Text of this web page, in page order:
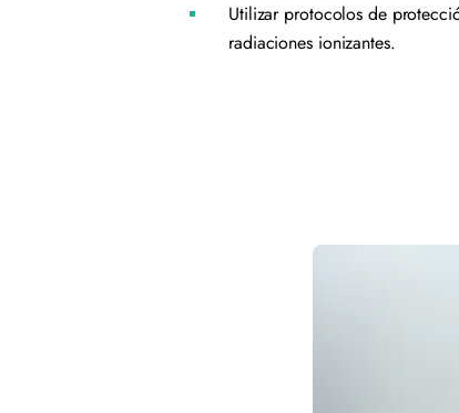
Utilizar protocolos de
radiaciones ionizantes.